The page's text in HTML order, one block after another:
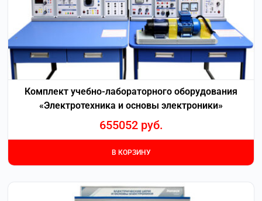
Комплект учебно-лабораторного оборудования
«Электротехника и основы электроники»
655052 руб.
В КОРЗИНУ